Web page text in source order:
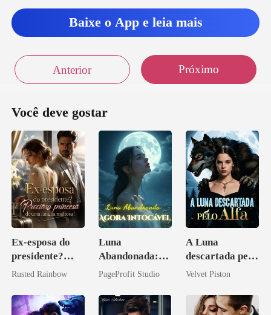
im
Baixe o App e leia mais
Anterior Próximo
Você deve gostar
Ex-esposa do
presidente?
Preciosa
família
mafiosa!
Rusted Rainbow
Luna
Abandonada:
Agora Intocável
PageProfit Studio
A Luna
descartada pelo
Alfa
Velvet Piston